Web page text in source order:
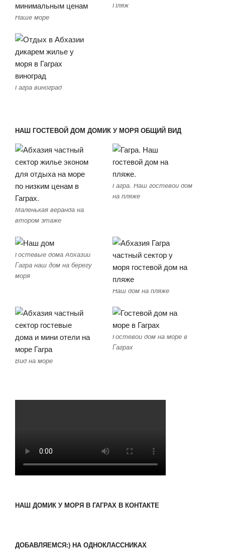
Наше море
Пляж
Гагра виноград
НАШ ГОСТЕВОЙ ДОМ ДОМИК У МОРЯ ОБЩИЙ ВИД
Маленькая веранда на
втором этаже
Гагра. Наш гостевой дом
на пляже
Гостевые дома Абхазии
Гагра наш дом на берегу
моря
Наш дом на пляже
Вид на море
Гостевой дом на море в
Гаграх
НАШ ДОМИК У МОРЯ В ГАГРАХ В КОНТАКТЕ
ДОБАВЛЯЕМСЯ:) НА ОДНОКЛАССНИКАХ